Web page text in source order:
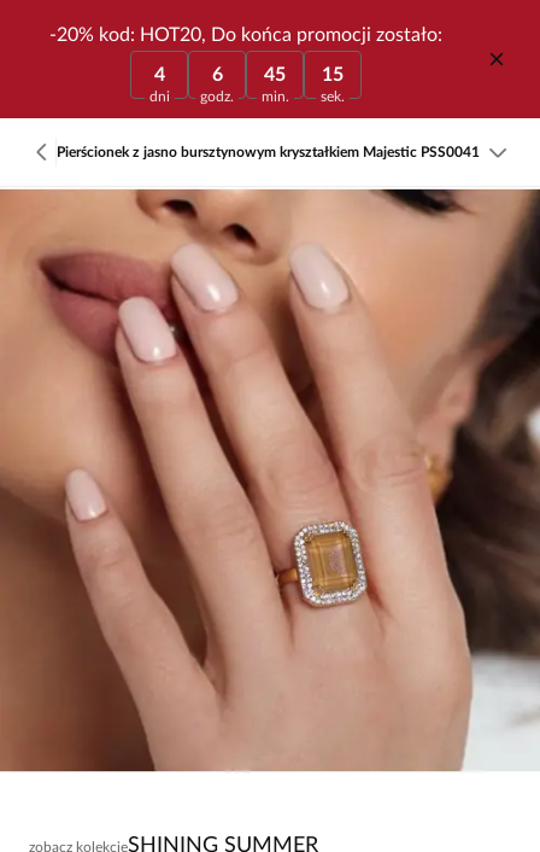
-20% kod: HOT20, Do końca promocji zostało:
4
dni
6
godz.
45
min.
15
sek.
Pierścionek z jasno bursztynowym kryształkiem Majestic PSS0041
zobacz kolekcjęSHINING SUMMER